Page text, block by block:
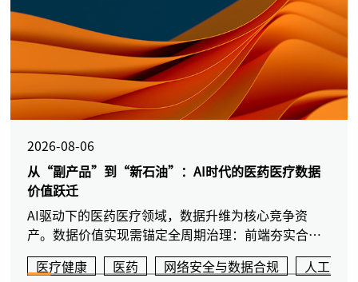
2026-08-06
从“副产品”到“新石油”：AI时代的医药医疗数据
价值跃迁
AI驱动下的医药医疗领域，数据升维为核心竞争资
产。数据价值实现需锚定全周期治理：前端夯实合规
基础，中端商业秘密、专利和竞争法构筑权益护城
河，后端精细合同设计驱动价值转化。企业应注重法
医疗健康 医药 网络安全与数据合规 人工智能